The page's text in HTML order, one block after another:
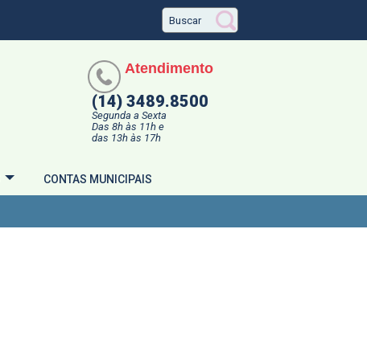
Atendimento
(14) 3489.8500
Segunda a Sexta
Das 8h às 11h e
das 13h às 17h
CONTAS MUNICIPAIS